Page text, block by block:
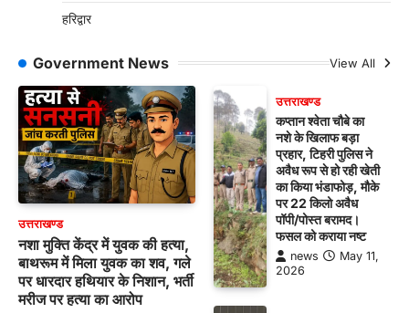
हरिद्वार
Government News View All
उत्तराखण्ड
नशा मुक्ति केंद्र में युवक की हत्या,
बाथरूम में मिला युवक का शव, गले
पर धारदार हथियार के निशान, भर्ती
मरीज पर हत्या का आरोप
उत्तराखण्ड
कप्तान श्वेता चौबे का
नशे के खिलाफ बड़ा
प्रहार, टिहरी पुलिस ने
अवैध रूप से हो रही खेती
का किया भंडाफोड़, मौके
पर 22 किलो अवैध
पॉपी/पोस्त बरामद।
फसल को कराया नष्ट
news
May 11,
2026